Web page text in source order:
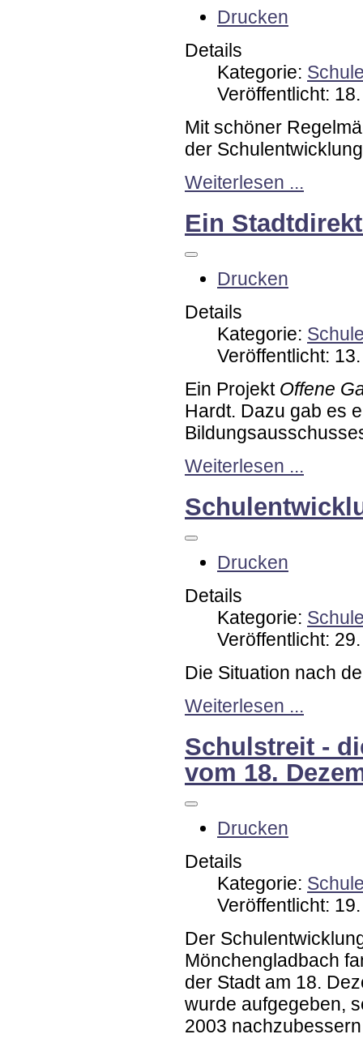
Drucken
Details
Kategorie:
Veröffentlicht:
Mit schöner
der
Weiterlesen ...
Ein
Drucken
Details
Kategorie:
Veröffentlicht:
Ein Projekt Offene
Hardt. Dazu gab es
Weiterlesen ...
Drucken
Details
Kategorie:
Veröffentlicht:
Die Situation nach
Weiterlesen ...
Schulstreit -
vom 18.
Drucken
Details
Kategorie:
Veröffentlicht:
Der
Mönchengladbach
der Stadt am 18.
wurde aufgegeben,
2003